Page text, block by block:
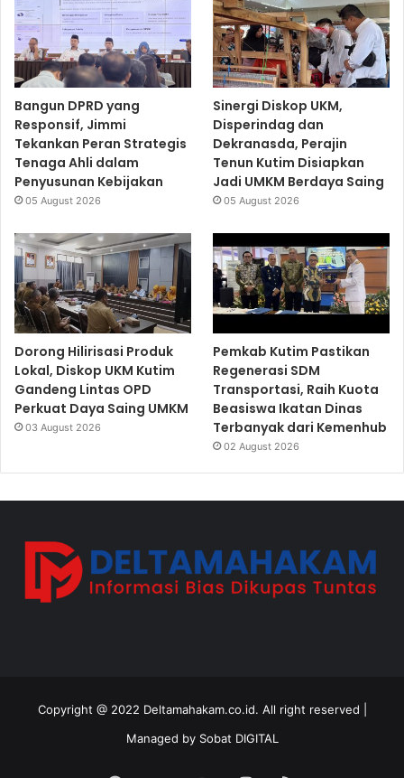
Bangun DPRD yang
Responsif, Jimmi
Tekankan Peran Strategis
Tenaga Ahli dalam
Penyusunan Kebijakan
05 August 2026
Sinergi Diskop UKM,
Disperindag dan
Dekranasda, Perajin
Tenun Kutim Disiapkan
Jadi UMKM Berdaya Saing
05 August 2026
Dorong Hilirisasi Produk
Lokal, Diskop UKM Kutim
Gandeng Lintas OPD
Perkuat Daya Saing UMKM
03 August 2026
Pemkab Kutim Pastikan
Regenerasi SDM
Transportasi, Raih Kuota
Beasiswa Ikatan Dinas
Terbanyak dari Kemenhub
02 August 2026
Copyright @ 2022 Deltamahakam.co.id. All right reserved |
Managed by Sobat DIGITAL